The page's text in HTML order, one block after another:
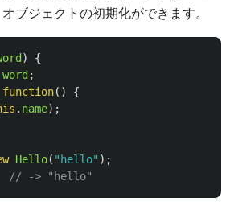
ブジェクトの初期化ができます。
)
{
word ;
function()
{
. name);
Hello( " hello" );
// -> "hello"